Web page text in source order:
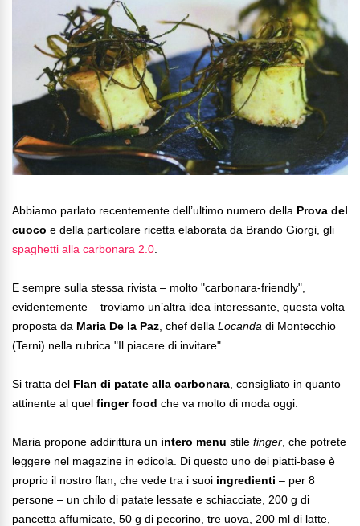
Abbiamo parlato recentemente dell’ultimo numero della Prova del
cuoco e della particolare ricetta elaborata da Brando Giorgi, gli
spaghetti alla carbonara 2.0
E sempre sulla stessa rivista – molto "carbonara-friendly",
evidentemente – troviamo un’altra idea interessante, questa volta
proposta da Maria De la Paz , chef della Locanda di Montecchio
(Terni) nella rubrica "Il piacere di invitare".
Si tratta del Flan di patate alla carbonara , consigliato in quanto
attinente al quel finger food che va molto di moda oggi.
Maria propone addirittura un intero menu stile finger , che potrete
leggere nel magazine in edicola. Di questo uno dei piatti-base è
proprio il nostro flan, che vede tra i suoi ingredienti – per 8
persone – un chilo di patate lessate e schiacciate, 200 g di
pancetta affumicate, 50 g di pecorino, tre uova, 200 ml di latte,